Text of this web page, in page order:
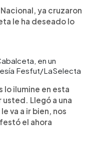
ya cruzaron
le ha deseado lo
en un
Fesfut/LaSelecta
lo ilumine en esta
Llegó a una
va a ir bien, nos
el ahora